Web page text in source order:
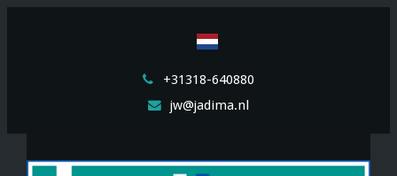
+31318-640880
jw@jadima.nl